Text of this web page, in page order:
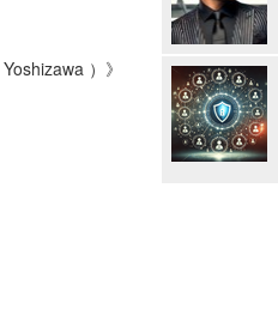
）》